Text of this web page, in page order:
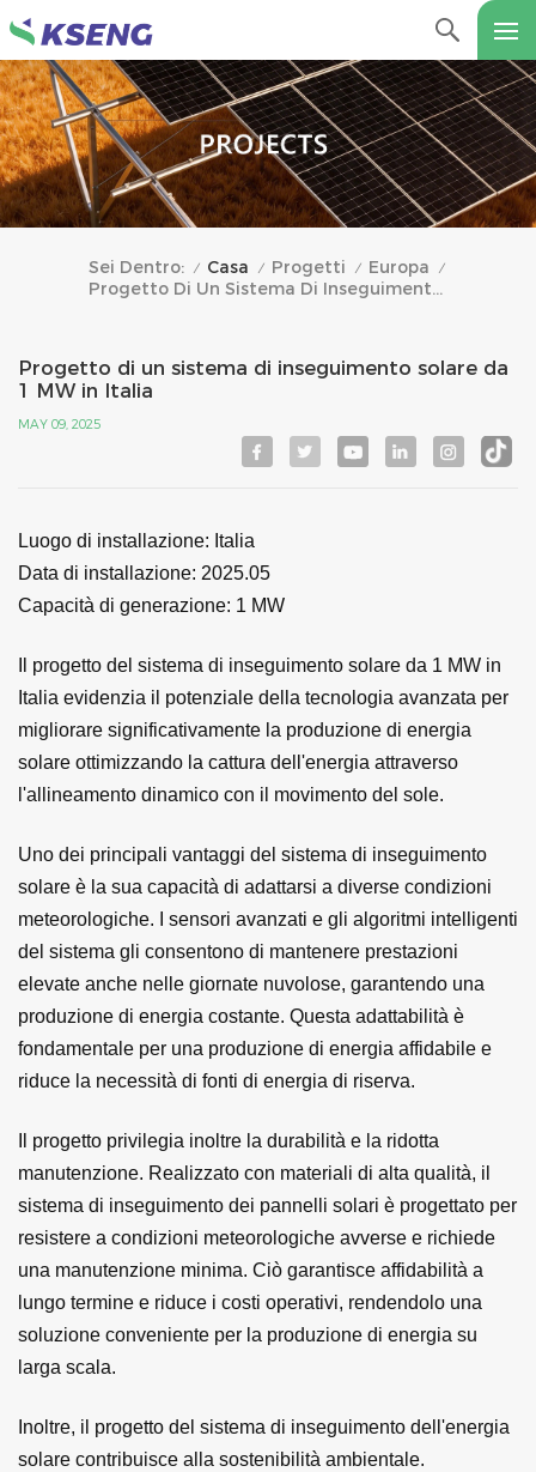
Sei Dentro: / Casa / Progetti / Europa /
Progetto Di Un Sistema Di Inseguimento Solare Da 1 MW In Italia
Progetto di un sistema di inseguimento solare da
1 MW in Italia
MAY 09, 2025
Luogo di installazione: Italia
Data di installazione: 2025.05
Capacità di generazione: 1 MW
Il progetto del sistema di inseguimento solare da 1 MW in
Italia evidenzia il potenziale della tecnologia avanzata per
migliorare significativamente la produzione di energia
solare ottimizzando la cattura dell'energia attraverso
l'allineamento dinamico con il movimento del sole.
Uno dei principali vantaggi del sistema di inseguimento
solare è la sua capacità di adattarsi a diverse condizioni
meteorologiche. I sensori avanzati e gli algoritmi intelligenti
del sistema gli consentono di mantenere prestazioni
elevate anche nelle giornate nuvolose, garantendo una
produzione di energia costante. Questa adattabilità è
fondamentale per una produzione di energia affidabile e
riduce la necessità di fonti di energia di riserva.
Il progetto privilegia inoltre la durabilità e la ridotta
manutenzione. Realizzato con materiali di alta qualità, il
sistema di inseguimento dei pannelli solari è progettato per
resistere a condizioni meteorologiche avverse e richiede
una manutenzione minima. Ciò garantisce affidabilità a
lungo termine e riduce i costi operativi, rendendolo una
soluzione conveniente per la produzione di energia su
larga scala.
Inoltre, il progetto del sistema di inseguimento dell'energia
solare contribuisce alla sostenibilità ambientale.